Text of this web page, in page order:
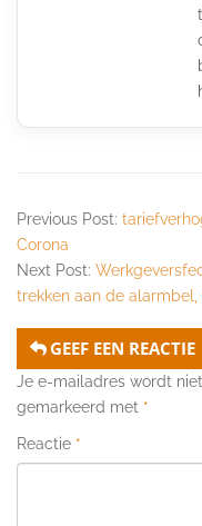
Previous Post:
Corona
Next Post:
trekken aan de
GEEF EEN REACTIE
Je e-mailadres wordt
gemarkeerd met *
Reactie *